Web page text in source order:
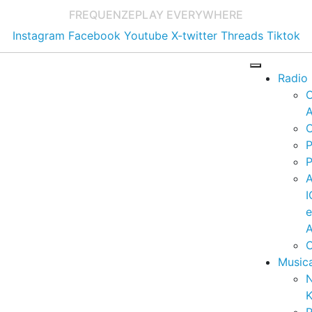
FREQUENZEPLAY EVERYWHERE
Instagram Facebook Youtube X-twitter Threads Tiktok
Radio
e